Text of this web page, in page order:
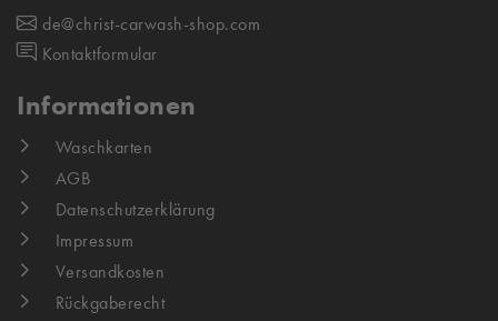
de@christ-carwash-shop.com
Kontaktformular
Informationen
Waschkarten
AGB
Datenschutzerklärung
Impressum
Versandkosten
Rückgaberecht